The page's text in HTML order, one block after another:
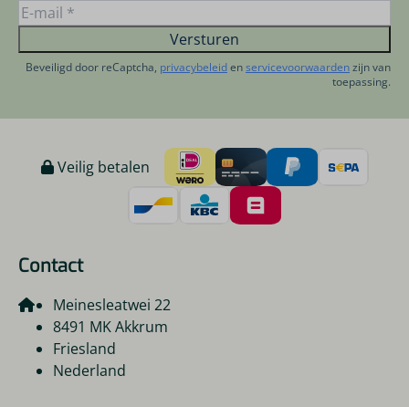
Versturen
Beveiligd door reCaptcha, privacybeleidenservicevoorwaardenzijn van
toepassing.
Veilig betalen
Contact
Meinesleatwei 22
8491 MK Akkrum
Friesland
Nederland